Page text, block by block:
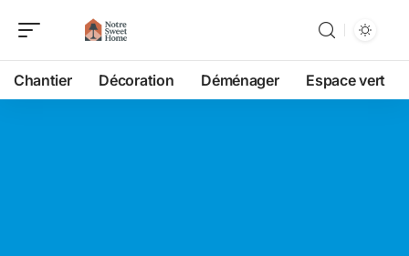
Chantier Décoration Déménager Espace vert